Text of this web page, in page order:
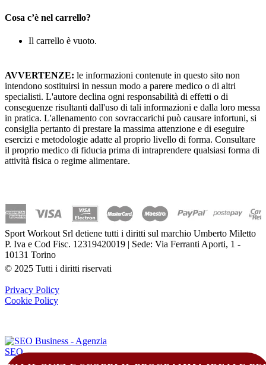
Cosa c’è nel carrello?
Il carrello è vuoto.
AVVERTENZE: le informazioni contenute in questo sito non
intendono sostituirsi in nessun modo a parere medico o di altri
specialisti. L'autore declina ogni responsabilità di effetti o di
conseguenze risultanti dall'uso di tali informazioni e dalla loro messa
in pratica. L'allenamento con sovraccarichi può causare infortuni, si
consiglia pertanto di prestare la massima attenzione e di eseguire
esercizi e metodologie adatte al proprio livello di forma. Consultare
il proprio medico di fiducia prima di intraprendere qualsiasi forma di
attività fisica o regime alimentare.
Sport Workout Srl detiene tutti i diritti sul marchio Umberto Miletto
P. Iva e Cod Fisc. 12319420019 | Sede: Via Ferranti Aporti, 1 -
10131 Torino
© 2025 Tutti i diritti riservati
Privacy Policy
Cookie Policy